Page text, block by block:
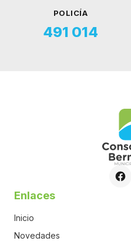
POLICÍA
491 014
Enlaces
Inicio
Novedades